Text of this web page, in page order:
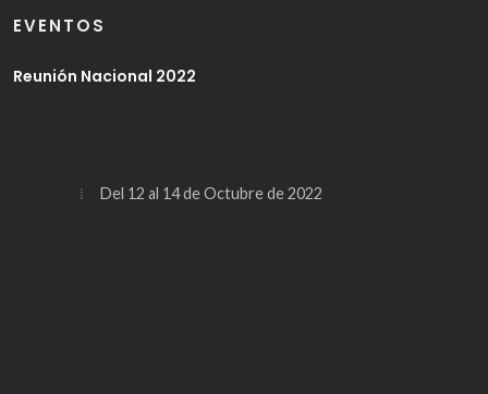
EVENTOS
Reunión Nacional 2022
Del 12 al 14 de Octubre de 2022